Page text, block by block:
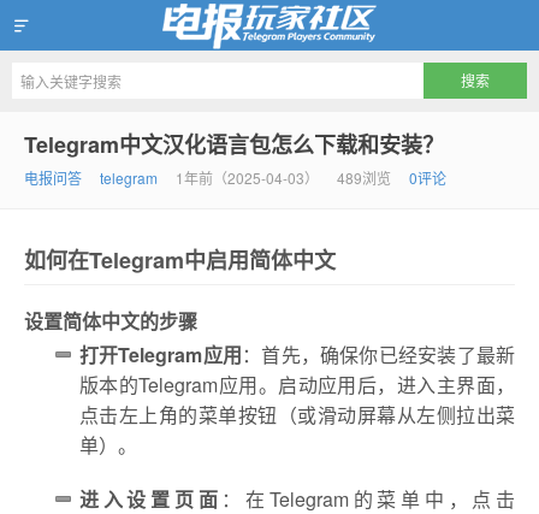
Telegram玩家社区
Telegram中文汉化语言包怎么下载和安装？
电报问答 telegram 1年前（2025-04-03） 489浏览 0评论
如何在Telegram中启用简体中文
设置简体中文的步骤
打开Telegram应用：首先，确保你已经安装了最新
版本的Telegram应用。启动应用后，进入主界面，
点击左上角的菜单按钮（或滑动屏幕从左侧拉出菜
单）。
进入设置页面 ：在Telegram的菜单中，点击